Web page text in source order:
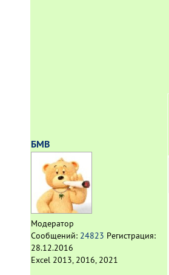
БМВ
Модератор
Сообщений: 24823 Регистрация:
28.12.2016
Excel 2013, 2016, 2021